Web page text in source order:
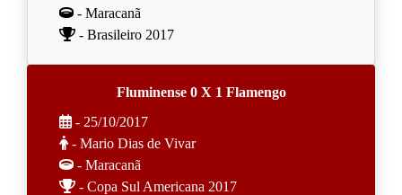
- Maracanã
- Brasileiro 2017
Fluminense 0 X 1 Flamengo
- 25/10/2017
- Mario Dias de Vivar
- Maracanã
- Copa Sul Americana 2017